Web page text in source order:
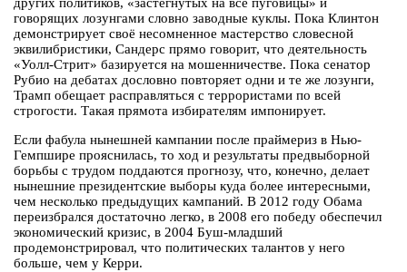
говорящих лозунгами словно заводные куклы. Пока Клинтон
демонстрирует своё несомненное мастерство словесной
эквилибристики, Сандерс прямо говорит, что деятельность
«Уолл-Стрит» базируется на мошенничестве. Пока сенатор
Рубио на дебатах дословно повторяет одни и те же лозунги,
Трамп обещает расправляться с террористами по всей
строгости. Такая прямота избирателям импонирует.
Если фабула нынешней кампании после праймериз в Нью-
Гемпшире прояснилась, то ход и результаты предвыборной
борьбы с трудом поддаются прогнозу, что, конечно, делает
нынешние президентские выборы куда более интересными,
чем несколько предыдущих кампаний. В 2012 году Обама
переизбрался достаточно легко, в 2008 его победу обеспечил
экономический кризис, в 2004 Буш-младший
продемонстрировал, что политических талантов у него
больше, чем у Керри.